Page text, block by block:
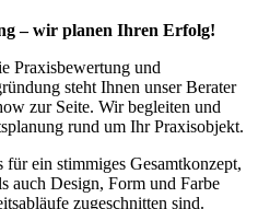
– wir planen Ihren Erfolg!
Praxisbewertung und
steht Ihnen unser Berater
zur Seite. Wir begleiten und
rund um Ihr Praxisobjekt.
ein stimmiges Gesamtkonzept,
auch Design, Form und Farbe
zugeschnitten sind.